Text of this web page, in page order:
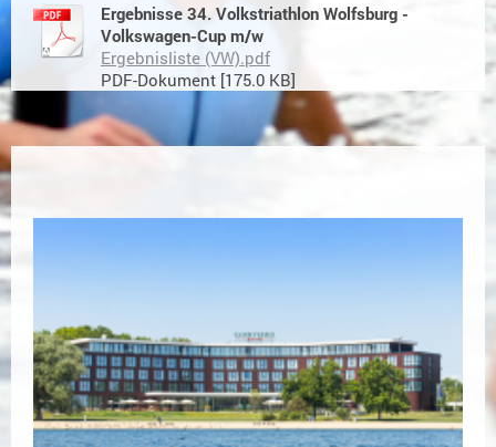
Ergebnisse 34. Volkstriathlon Wolfsburg -
Volkswagen-Cup m/w
Ergebnisliste (VW).pdf
PDF-Dokument [175.0 KB]